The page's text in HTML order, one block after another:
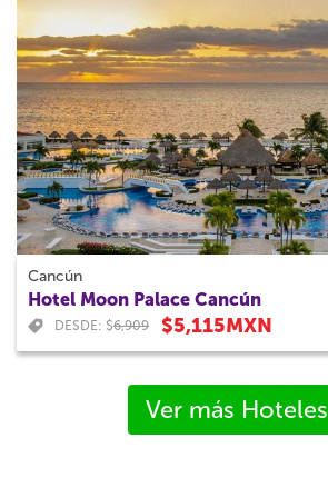
Cancún
Hotel Moon Palace Cancún
DESDE: $6,909 $5,115MXN
Ver más Hoteles